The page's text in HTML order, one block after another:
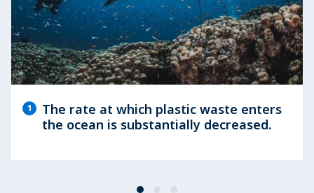
1
The rate at which plastic waste enters
the ocean is substantially decreased.